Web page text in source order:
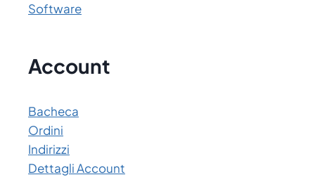
Software
Account
Bacheca
Ordini
Indirizzi
Dettagli Account